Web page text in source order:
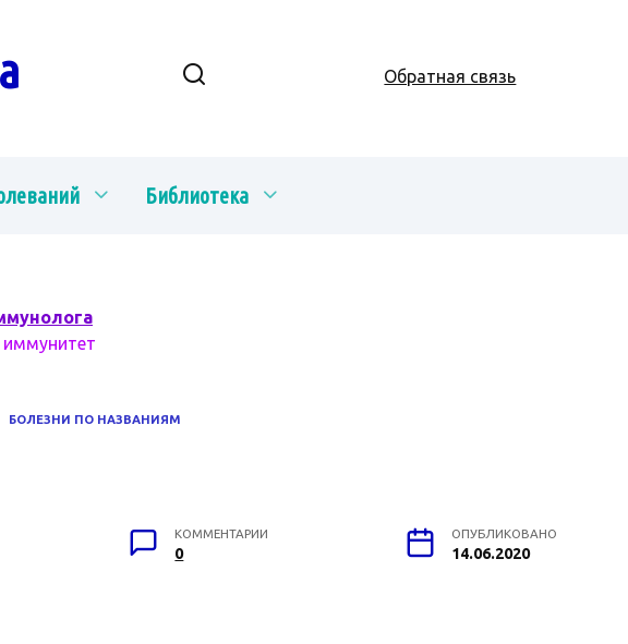
Обратная связь
Библиотека
иммунитет
БОЛЕЗНИ ПО НАЗВАНИЯМ
КОММЕНТАРИИ
0
ОПУБЛИКОВАНО
14.06.2020